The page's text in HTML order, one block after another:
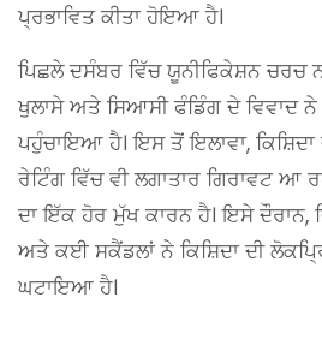
ਪ੍ਰਭਾਵਿਤ ਕੀਤਾ ਹੋਇਆ ਹੈ।
ਪਿਛਲੇ ਦਸੰਬਰ ਵਿੱਚ ਯੂਨੀਫਿਕੇਸ਼ਨ ਚਰਚ
ਖੁਲਾਸੇ ਅਤੇ ਸਿਆਸੀ ਫੰਡਿੰਗ ਦੇ ਵਿਵਾਦ ਨੇ
ਪਹੁੰਚਾਇਆ ਹੈ। ਇਸ ਤੋਂ ਇਲਾਵਾ,
ਰੇਟਿੰਗ ਵਿੱਚ ਵੀ ਲਗਾਤਾਰ ਗਿਰਾਵਟ ਆ
ਦਾ ਇੱਕ ਹੋਰ ਮੁੱਖ ਕਾਰਨ ਹੈ। ਇਸੇ ਦੌਰਾਨ,
ਅਤੇ ਕਈ ਸਕੈਂਡਲਾਂ ਨੇ ਕਿਸ਼ਿਦਾ ਦੀ
ਘਟਾਇਆ ਹੈ।